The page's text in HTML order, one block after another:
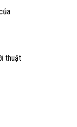
thuật